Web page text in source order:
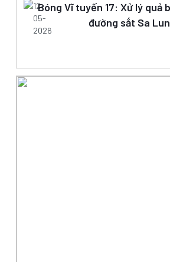
Bóng Vĩ tuyến 17: Xử lý quả
đường sắt Sa
12-
05-
2026